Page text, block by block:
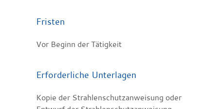
Fristen
Vor Beginn der Tätigkeit
Erforderliche Unterlagen
Kopie der Strahlenschutzanweisung oder